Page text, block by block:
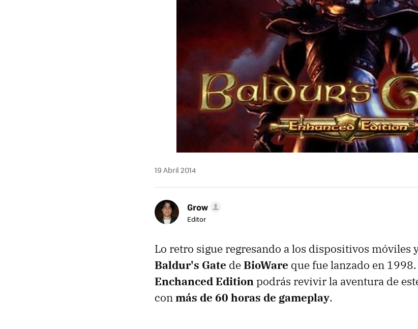
19 Abril 2014
Grow
Editor
Lo retro sigue regresando a los dispositivos móviles
Baldur's Gate deBioWare que fue lanzado en
Enchanced Editionpodrás revivir la aventura de
conmás de 60 horas de gameplay.